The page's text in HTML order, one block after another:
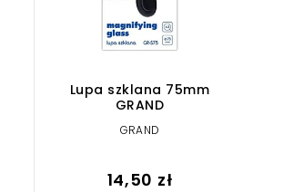
Lupa szklana 75mm
GRAND
GRAND
14,50 zł